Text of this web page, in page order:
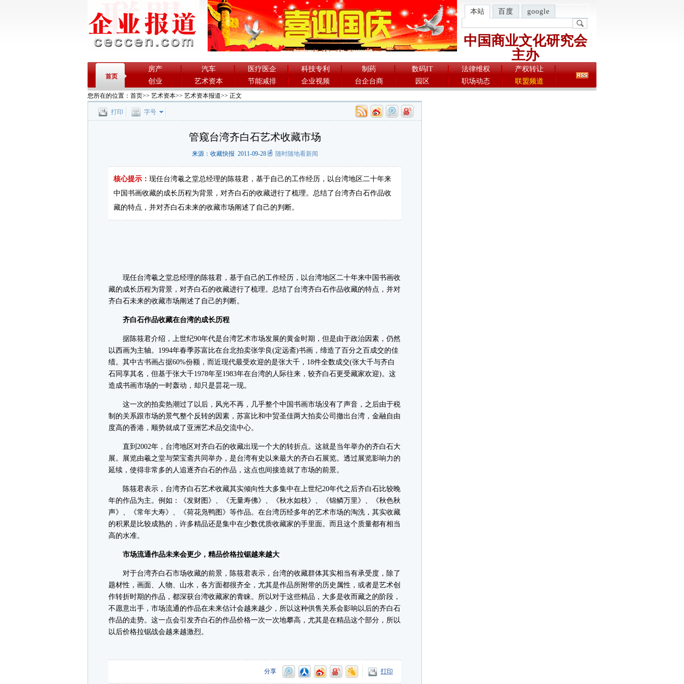
本站 百度 google
中国商业文化研究会
主办
首页
房产 汽车 医疗医企 科技专利 制药 数码IT 法律维权
产权转让
创业
艺术资本 节能减排 企业视频 台企台商 园区 职场动态 联盟频道
您所在的位置： 首页>> 艺术资本>> 艺术资本报道>> 正文
打印 字号
管窥台湾齐白石艺术收藏市场
来源：收藏快报 2011-09-28 随时随地看新闻
核心提示： 现任台湾羲之堂总经理的陈筱君，基于自己的工作经历，以台湾地区二十年来
中国书画收藏的成长历程为背景，对齐白石的收藏进行了梳理。总结了台湾齐白石作品收
藏的特点，并对齐白石未来的收藏市场阐述了自己的判断。
现任台湾羲之堂总经理的陈筱君，基于自己的工作经历，以台湾地区二十年来中国书画收
藏的成长历程为背景，对齐白石的收藏进行了梳理。总结了台湾齐白石作品收藏的特点，并对
齐白石未来的收藏市场阐述了自己的判断。
齐白石作品收藏在台湾的成长历程
据陈筱君介绍，上世纪90年代是台湾艺术市场发展的黄金时期，但是由于政治因素，仍然
以西画为主轴。1994年春季苏富比在台北拍卖张学良(定远斋)书画，缔造了百分之百成交的佳
绩。其中古书画占据60%份额，而近现代最受欢迎的是张大千，18件全数成交(张大千与齐白
石同享其名，但基于张大千1978年至1983年在台湾的人际往来，较齐白石更受藏家欢迎)。这
造成书画市场的一时轰动，却只是昙花一现。
这一次的拍卖热潮过了以后，风光不再，几乎整个中国书画市场没有了声音，之后由于税
制的关系跟市场的景气整个反转的因素，苏富比和中贸圣佳两大拍卖公司撤出台湾，金融自由
度高的香港，顺势就成了亚洲艺术品交流中心。
直到2002年，台湾地区对齐白石的收藏出现一个大的转折点。这就是当年举办的齐白石大
展。展览由羲之堂与荣宝斋共同举办，是台湾有史以来最大的齐白石展览。透过展览影响力的
延续，使得非常多的人追逐齐白石的作品，这点也间接造就了市场的前景。
陈筱君表示，台湾齐白石艺术收藏其实倾向性大多集中在上世纪20年代之后齐白石比较晚
年的作品为主。例如：《发财图》、《无量寿佛》、《秋水如枝》、《锦鳞万里》、《秋色秋
声》、《常年大寿》、《荷花凫鸭图》等作品。在台湾历经多年的艺术市场的淘洗，其实收藏
的积累是比较成熟的，许多精品还是集中在少数优质收藏家的手里面。而且这个质量都有相当
高的水准。
市场流通作品未来会更少，精品价格拉锯越来越大
对于台湾齐白石市场收藏的前景，陈筱君表示，台湾的收藏群体其实相当有承受度，除了
题材性，画面、人物、山水，各方面都很齐全，尤其是作品所附带的历史属性，或者是艺术创
作转折时期的作品，都深获台湾收藏家的青睐。所以对于这些精品，大多是收而藏之的阶段，
不愿意出手，市场流通的作品在未来估计会越来越少，所以这种供售关系会影响以后的齐白石
作品的走势。这一点会引发齐白石的作品价格一次一次地攀高，尤其是在精品这个部分，所以
以后价格拉锯战会越来越激烈。
分享 打印